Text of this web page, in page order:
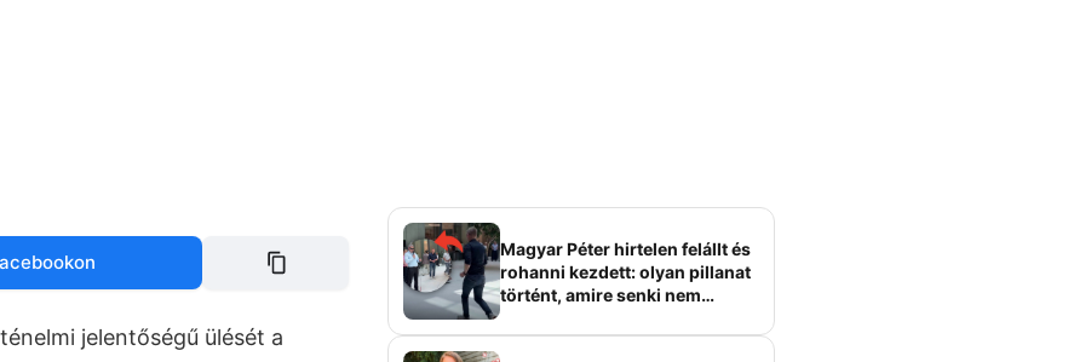
jelentőségű ülését a
Magyar Péter hirtelen felállt és
rohanni kezdett: olyan pillanat
történt, amire senki nem